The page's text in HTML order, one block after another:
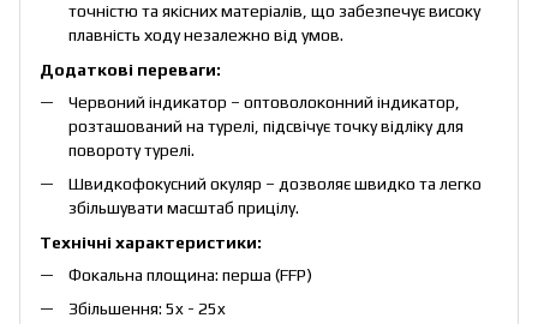
точністю та якісних матеріалів, що забезпечує високу
плавність ходу незалежно від умов.
Додаткові переваги:
Червоний індикатор – оптоволоконний індикатор,
розташований на турелі, підсвічує точку відліку для
повороту турелі.
Швидкофокусний окуляр – дозволяє швидко та легко
збільшувати масштаб прицілу.
Технічні характеристики:
Фокальна площина: перша (FFP)
Збільшення: 5x - 25x